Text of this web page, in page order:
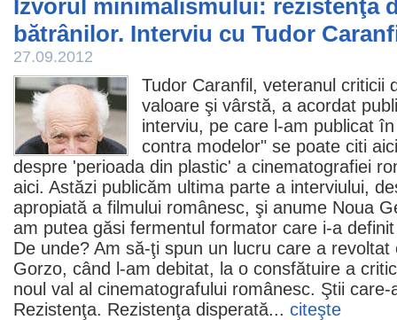
Izvorul minimalismului: rezistenţa
bătrânilor. Interviu cu Tudor
27.09.2012
Tudor Caranfil , veteranul criticii
valoare şi vârstă, a acordat
interviu, pe care l-am publicat
contra modelor" se poate citi aici
despre 'perioada din plastic' a cinematografiei
aici. Astăzi publicăm ultima parte a interviului,
apropiată a filmului românesc, şi anume Noua
am putea găsi fermentul formator care i-a
De unde? Am să-ţi spun un lucru care a
Gorzo, când l-am debitat, la o consfătuire a
noul val al cinematografului românesc. Ştii
Rezistenţa. Rezistenţa disperată... citeşte